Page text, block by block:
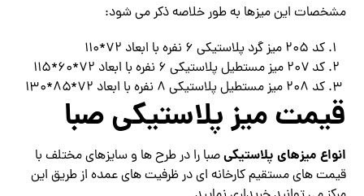
مشخصات این میزها به طور خلاصه ذکر می شود:
کد ۲۰۵ میز گرد پلاستیکی ۶ نفره با ابعاد ۷۲*۱۱۰
کد ۲۰۷ میز مستطیل پلاستیکی ۶ نفره با ابعاد ۷۲*۶۰*۱۱۵
کد ۲۰۸ میز مستطیل پلاستیکی ۸ نفره با ابعاد ۷۲*۸۵*۱۳۰
قیمت میز پلاستیکی صبا
انواع میزهای پلاستیکیصبا را در طرح ها و سایزهای مختلف با
قیمت های مستقیم کارخانه ای در ظرفیت های عمده از طریق این